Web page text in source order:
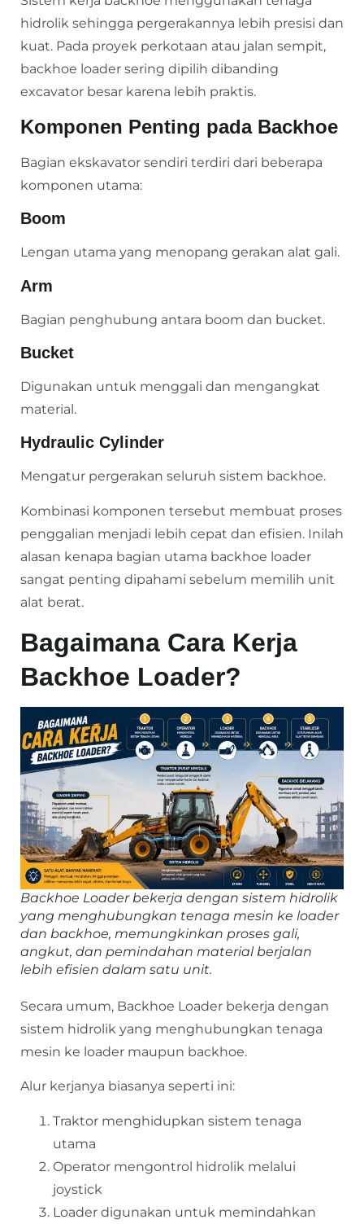
hidrolik sehingga pergerakannya lebih presisi dan
kuat. Pada proyek perkotaan atau jalan sempit,
backhoe loader sering dipilih dibanding
excavator besar karena lebih praktis.
Komponen Penting pada Backhoe
Bagian ekskavator sendiri terdiri dari beberapa
komponen utama:
Boom
Lengan utama yang menopang gerakan alat gali.
Arm
Bagian penghubung antara boom dan bucket.
Bucket
Digunakan untuk menggali dan mengangkat
material.
Hydraulic Cylinder
Mengatur pergerakan seluruh sistem backhoe.
Kombinasi komponen tersebut membuat proses
penggalian menjadi lebih cepat dan efisien. Inilah
alasan kenapa bagian utama backhoe loader
sangat penting dipahami sebelum memilih unit
alat berat.
Bagaimana Cara Kerja
Backhoe Loader?
Backhoe Loader bekerja dengan sistem hidrolik
yang menghubungkan tenaga mesin ke loader
dan backhoe, memungkinkan proses gali,
angkut, dan pemindahan material berjalan
lebih efisien dalam satu unit.
Secara umum, Backhoe Loader bekerja dengan
sistem hidrolik yang menghubungkan tenaga
mesin ke loader maupun backhoe.
Alur kerjanya biasanya seperti ini:
Traktor menghidupkan sistem tenaga
utama
Operator mengontrol hidrolik melalui
joystick
Loader digunakan untuk memindahkan